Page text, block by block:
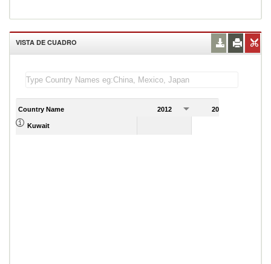
VISTA DE CUADRO
Country Name 2012 2013
Kuwait